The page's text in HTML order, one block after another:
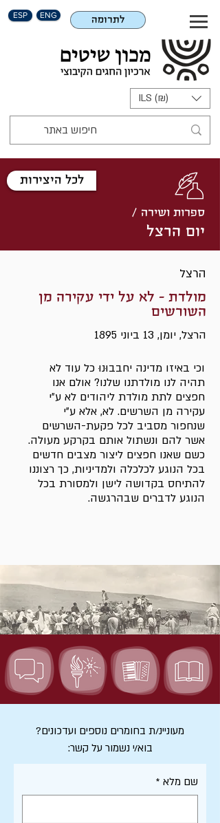
ESP ENG לתרומה
ILS (₪)
לכל היצירות
ספרות ושירה /
יום הרצל
הרצל
מולדת - לא על ידי עקירה מן
השורשים
הרצל, יומן, 13 ביוני 1895
וכי באיזו מדינה יחבבוּנוּ כל עוד לא
תהיה לנו מולדתנו שלנו? אולם אנו
חפצים לתת מולדת ליהודים לא ע״י
עקירה מן השרשים. לא, אלא ע״י
שנחפור מסביב לכל פקעת-השרשים
אשר להם ונשתול אותם בקרקע מעולה.
כשם שאנו חפצים ליצור מצבים חדשים
בכל הנוגע לכלכלה ולמדיניות, כך רצוננו
להתיחס בקדושה לישן ולמסורת בכל
הנוגע לדברים שבהרגשה.
מעוניינ/ת בחומרים נוספים ועדכונים?
בוא/י נשמור על קשר:
שם מלא *